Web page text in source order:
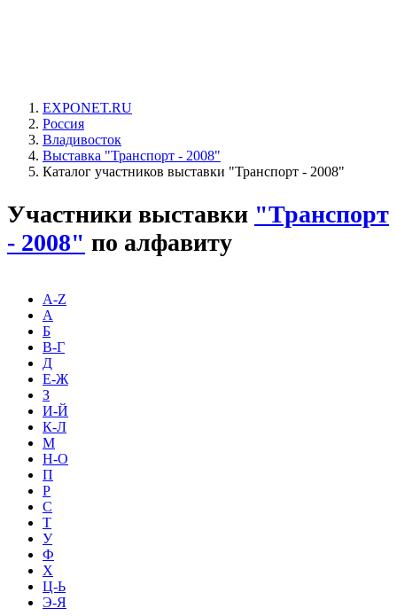
EXPONET.RU
Россия
Владивосток
Выставка "Транспорт - 2008"
Каталог участников выставки "Транспорт - 2008"
Участники выставки "Транспорт
- 2008" по алфавиту
A-Z
А
Б
В-Г
Д
Е-Ж
З
И-Й
К-Л
М
Н-О
П
Р
С
Т
У
Ф
Х
Ц-Ь
Э-Я